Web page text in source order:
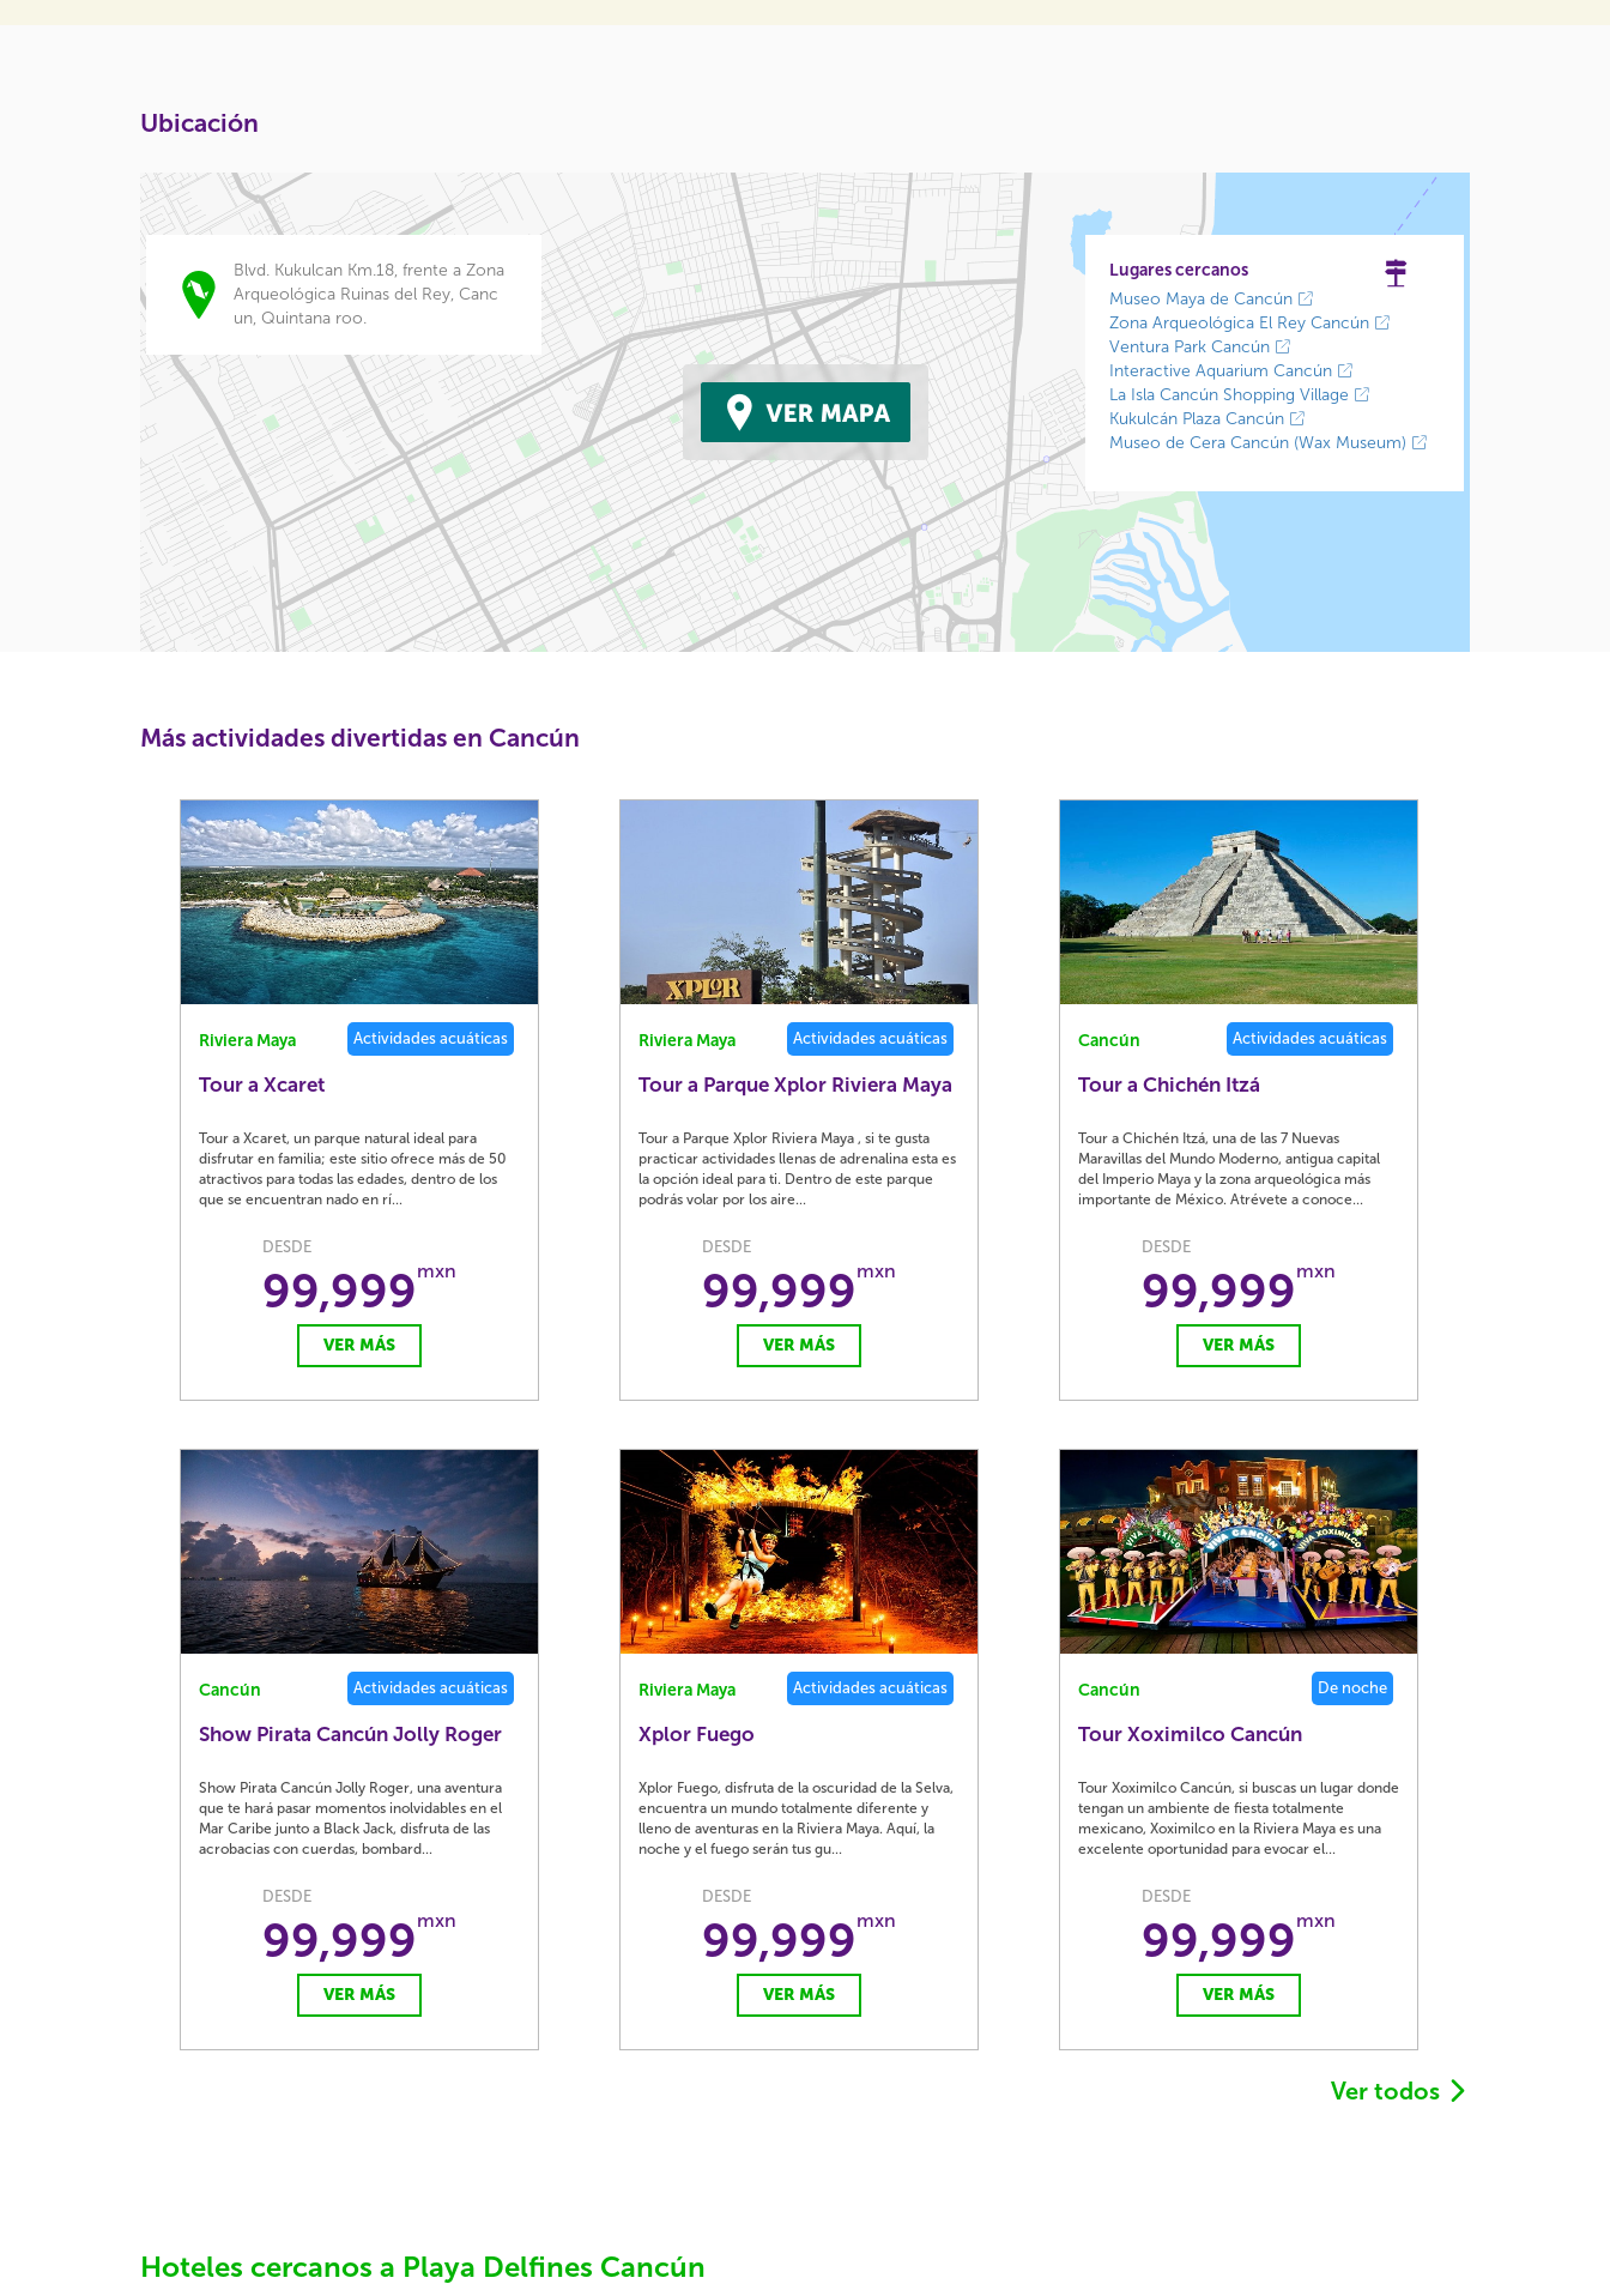
Ubicación
Blvd. Kukulcan Km.18, frente a Zona
Arqueológica Ruinas del Rey, Canc
un, Quintana roo.
Lugares cercanos
Museo Maya de Cancún
Zona Arqueológica El Rey Cancún
Ventura Park Cancún
Interactive Aquarium Cancún
La Isla Cancún Shopping Village
Kukulcán Plaza Cancún
Museo de Cera Cancún (Wax Museum)
Más actividades divertidas en Cancún
Riviera Maya Actividades acuáticas
Tour a Xcaret
Tour a Xcaret, un parque natural ideal para
disfrutar en familia; este sitio ofrece más de 50
atractivos para todas las edades, dentro de los
que se encuentran nado en rí...
DESDE
99,999mxn
VER MÁS
Riviera Maya Actividades acuáticas
Tour a Parque Xplor Riviera Maya
Tour a Parque Xplor Riviera Maya , si te gusta
practicar actividades llenas de adrenalina esta es
la opción ideal para ti. Dentro de este parque
podrás volar por los aire...
DESDE
99,999mxn
VER MÁS
Cancún Actividades acuáticas
Tour a Chichén Itzá
Tour a Chichén Itzá, una de las 7 Nuevas
Maravillas del Mundo Moderno, antigua capital
del Imperio Maya y la zona arqueológica más
importante de México. Atrévete a conoce...
DESDE
99,999mxn
VER MÁS
Cancún Actividades acuáticas
Show Pirata Cancún Jolly Roger
Show Pirata Cancún Jolly Roger, una aventura
que te hará pasar momentos inolvidables en el
Mar Caribe junto a Black Jack, disfruta de las
acrobacias con cuerdas, bombard...
DESDE
99,999mxn
VER MÁS
Riviera Maya Actividades acuáticas
Xplor Fuego
Xplor Fuego, disfruta de la oscuridad de la Selva,
encuentra un mundo totalmente diferente y
lleno de aventuras en la Riviera Maya. Aquí, la
noche y el fuego serán tus gu...
DESDE
99,999mxn
VER MÁS
Cancún De noche
Tour Xoximilco Cancún
Tour Xoximilco Cancún, si buscas un lugar donde
tengan un ambiente de fiesta totalmente
mexicano, Xoximilco en la Riviera Maya es una
excelente oportunidad para evocar el...
DESDE
99,999mxn
VER MÁS
Ver todos
Hoteles cercanos a Playa Delfines Cancún